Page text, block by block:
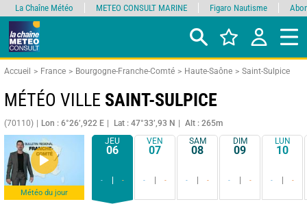
Accueil France Bourgogne-Franche-Comté Haute-Saône Saint-Sulpice
MÉTÉO VILLE SAINT-SULPICE
(70110) Lon : 6°26’,922 E Lat : 47°33’,93 N Alt : 265m
Météo du jour
JEU
06
- -
VEN
07
- -
SAM
08
- -
DIM
09
- -
LUN
10
- -
La Chaîne Météo METEO CONSULT MARINE Figaro Nautisme